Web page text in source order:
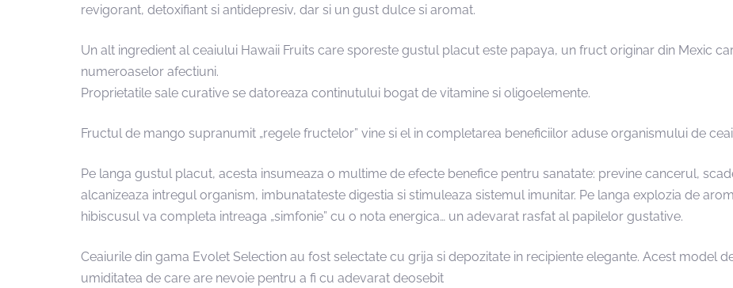
revigorant, detoxifiant si antidepresiv, dar si un gust dulce si aromat.
Un alt ingredient al ceaiului Hawaii Fruits care sporeste gustul placut este papaya, un fruct originar din Mexic
numeroaselor afectiuni.
Proprietatile sale curative se datoreaza continutului bogat de vitamine si oligoelemente.
Fructul de mango supranumit „regele fructelor” vine si el in completarea beneficiilor aduse organismului de
Pe langa gustul placut, acesta insumeaza o multime de efecte benefice pentru sanatate: previne cancerul,
alcanizeaza intregul organism, imbunatateste digestia si stimuleaza sistemul imunitar. Pe langa explozia de
hibiscusul va completa intreaga „simfonie” cu o nota energica… un adevarat rasfat al papilelor gustative.
Ceaiurile din gama Evolet Selection au fost selectate cu grija si depozitate in recipiente elegante. Acest model
umiditatea de care are nevoie pentru a fi cu adevarat deosebit